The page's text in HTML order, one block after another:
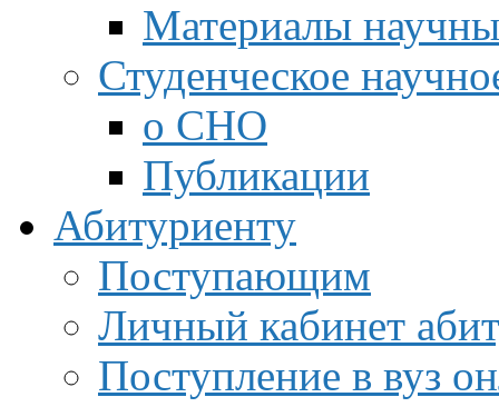
Материалы
Студенческое
о СНО
Публикации
Абитуриенту
Поступающим
Личный кабинет
Поступление в вуз